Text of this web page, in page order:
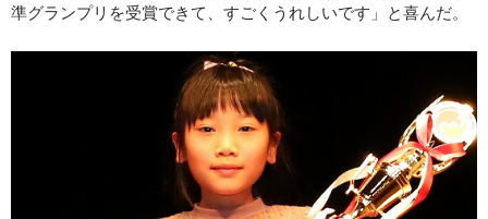
準グランプリを受賞できて、すごくうれしいです」と喜んだ。